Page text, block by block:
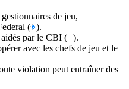
de jeu,
( ).
par le CBI ( ).
avec les chefs de jeu et le
violation peut entraîner des